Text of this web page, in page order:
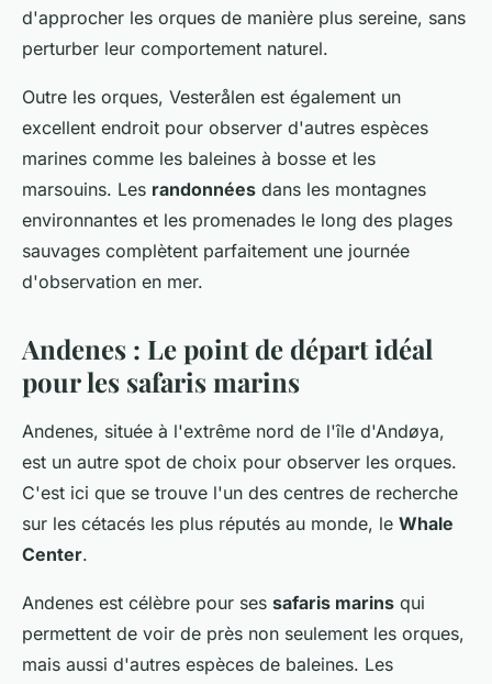
d'approcher les orques de manière plus sereine, sans
perturber leur comportement naturel.
Outre les orques, Vesterålen est également un
excellent endroit pour observer d'autres espèces
marines comme les baleines à bosse et les
marsouins. Les randonnées dans les montagnes
environnantes et les promenades le long des plages
sauvages complètent parfaitement une journée
d'observation en mer.
Andenes : Le point de départ idéal
pour les safaris marins
Andenes, située à l'extrême nord de l'île d'Andøya,
est un autre spot de choix pour observer les orques.
C'est ici que se trouve l'un des centres de recherche
sur les cétacés les plus réputés au monde, le Whale
Center.
Andenes est célèbre pour ses safaris marins qui
permettent de voir de près non seulement les orques,
mais aussi d'autres espèces de baleines. Les